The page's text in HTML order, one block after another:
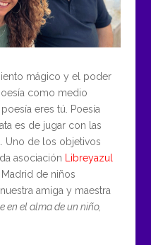
mágico y el poder
como medio
eres tú. Poesía
es de jugar con las
Uno de los objetivos
asociación Libreyazul
de niños
amiga y maestra
en el alma de un niño,